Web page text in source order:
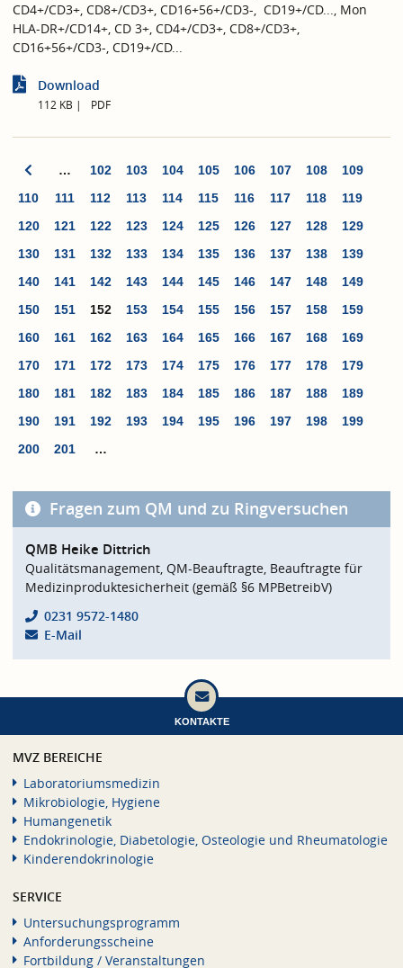
CD4+/CD3+, CD8+/CD3+, CD16+56+/CD3-, CD19+/CD..., Mon
HLA-DR+/CD14+, CD 3+, CD4+/CD3+, CD8+/CD3+,
CD16+56+/CD3-, CD19+/CD...
Download
112 KB PDF
… 102 103 104 105 106 107 108
109
110
111 112 113 114 115 116 117 118
119
120
121 122 123 124 125 126 127 128
129
130
131 132 133 134 135 136 137 138
139
140
141 142 143 144 145 146 147 148
149
150
151 152 153 154 155 156 157 158
159
160
161 162 163 164 165 166 167 168
169
170
171 172 173 174 175 176 177 178
179
180
181 182 183 184 185 186 187 188
189
190
191 192 193 194 195 196 197 198
199
200
201 …
Fragen zum QM und zu Ringversuchen
QMB Heike Dittrich
Qualitätsmanagement, QM-Beauftragte, Beauftragte für
Medizinproduktesicherheit (gemäß §6 MPBetreibV)
0231 9572-1480
E-Mail
KONTAKTE
MVZ BEREICHE
Laboratoriumsmedizin
Mikrobiologie, Hygiene
Humangenetik
Endokrinologie, Diabetologie, Osteologie und Rheumatologie
Kinderendokrinologie
SERVICE
Untersuchungsprogramm
Anforderungsscheine
Fortbildung / Veranstaltungen